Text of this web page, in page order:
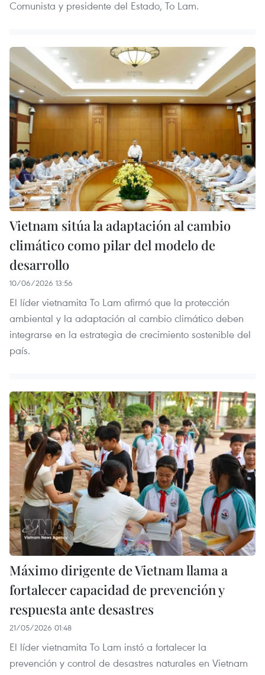
Comunista y presidente del Estado, To Lam.
Vietnam sitúa la adaptación al cambio
climático como pilar del modelo de
desarrollo
10/06/2026 13:56
El líder vietnamita To Lam afirmó que la protección
ambiental y la adaptación al cambio climático deben
integrarse en la estrategia de crecimiento sostenible del
país.
Máximo dirigente de Vietnam llama a
fortalecer capacidad de prevención y
respuesta ante desastres
21/05/2026 01:48
El líder vietnamita To Lam instó a fortalecer la
prevención y control de desastres naturales en Vietnam